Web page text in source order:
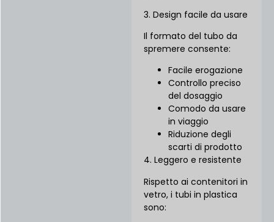
3. Design facile da usare
Il formato del tubo da
spremere consente:
Facile erogazione
Controllo preciso
del dosaggio
Comodo da usare
in viaggio
Riduzione degli
scarti di prodotto
4. Leggero e resistente
Rispetto ai contenitori in
vetro, i tubi in plastica
sono: